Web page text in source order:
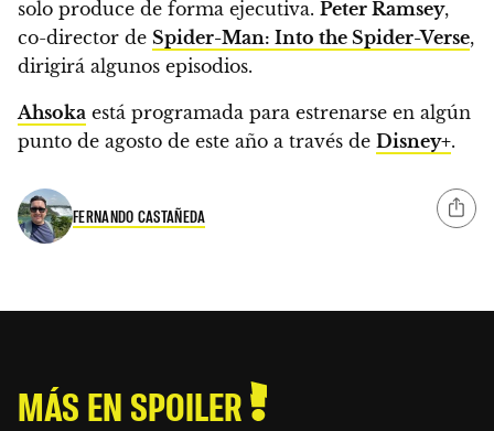
solo produce de forma ejecutiva. Peter Ramsey,
co-director de Spider-Man: Into the Spider-Verse,
dirigirá algunos episodios.
Ahsoka está programada para estrenarse en algún
punto de agosto de este año a través de Disney+.
FERNANDO CASTAÑEDA
MÁS EN SPOILER